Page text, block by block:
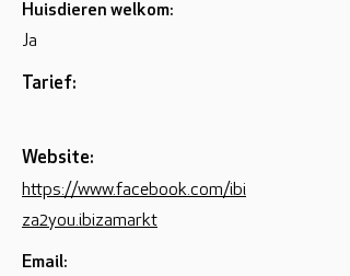
Huisdieren welkom:
Ja
Tarief:
Website:
https://www.facebook.com/ibi
za2you.ibizamarkt
Email: